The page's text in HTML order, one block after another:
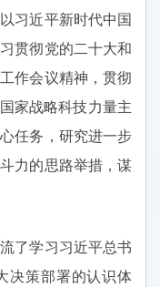
习近平新时代中国
贯彻党的二十大和
作会议精神，贯彻
家战略科技力量主
任务，研究进一步
力的思路举措，谋
了学习习近平总书
决策部署的认识体